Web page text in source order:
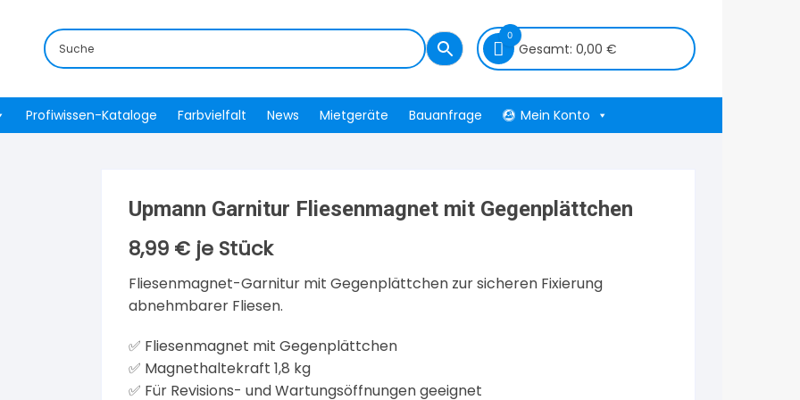
0
Gesamt: 0,00 €
Profiwissen-Kataloge Farbvielfalt News Mietgeräte Bauanfrage Mein Konto
Upmann Garnitur Fliesenmagnet mit Gegenplättchen
8,99 € je Stück
Fliesenmagnet-Garnitur mit Gegenplättchen zur sicheren Fixierung
abnehmbarer Fliesen.
✅ Fliesenmagnet mit Gegenplättchen
✅ Magnethaltekraft 1,8 kg
✅ Für Revisions- und Wartungsöffnungen geeignet